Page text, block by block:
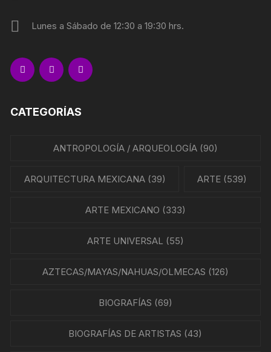
Lunes a Sábado de 12:30 a 19:30 hrs.
CATEGORÍAS
ANTROPOLOGÍA / ARQUEOLOGÍA(90)
ARQUITECTURA MEXICANA(39) ARTE (539)
ARTE MEXICANO (333)
ARTE UNIVERSAL (55)
AZTECAS/MAYAS/NAHUAS/OLMECAS (126)
BIOGRAFÍAS (69)
BIOGRAFÍAS DE ARTISTAS (43)